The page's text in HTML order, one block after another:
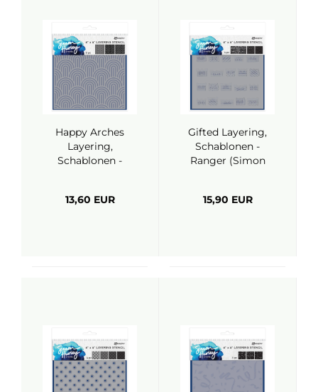
Happy Arches
Layering,
Schablonen -
13,60 EUR
Gifted Layering,
Schablonen -
Ranger (Simon
15,90 EUR